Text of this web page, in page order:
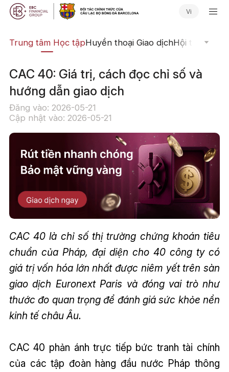
Vi
Trung tâm Học tậpHuyền thoại Giao dịchHội thảo
CAC 40: Giá trị, cách đọc chỉ số và
hướng dẫn giao dịch
Đăng vào: 2026-05-21
Cập nhật vào: 2026-05-21
CAC 40 là chỉ số thị trường chứng khoán tiêu
chuẩn của Pháp, đại diện cho 40 công ty có
giá trị vốn hóa lớn nhất được niêm yết trên sàn
giao dịch Euronext Paris và đóng vai trò như
thước đo quan trọng để đánh giá sức khỏe nền
kinh tế châu Âu.
CAC 40 phản ánh trực tiếp bức tranh tài chính
của các tập đoàn hàng đầu nước Pháp thông